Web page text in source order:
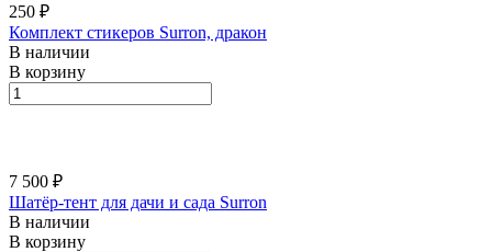
250 ₽
Комплект стикеров Surron, дракон
В наличии
В корзину
7 500 ₽
Шатёр-тент для дачи и сада Surron
В наличии
В корзину